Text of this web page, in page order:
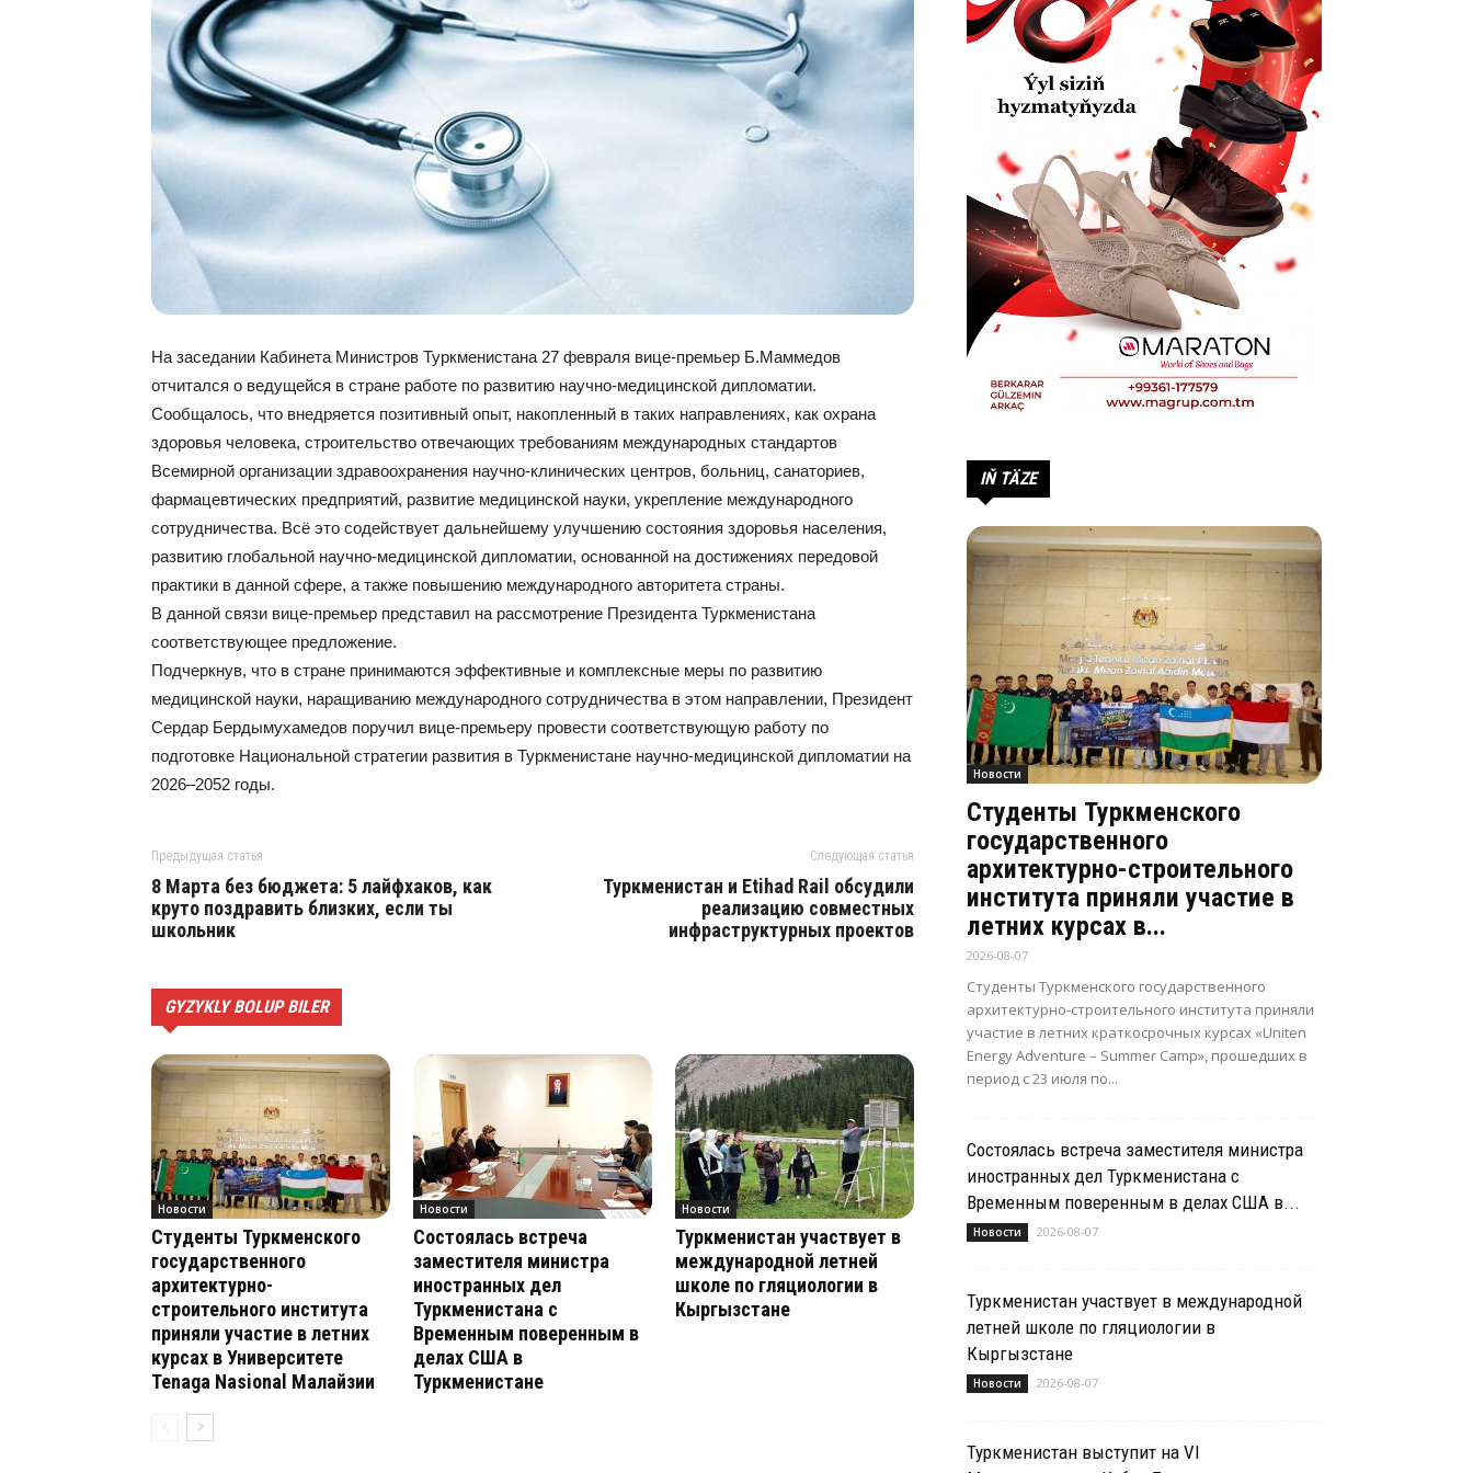
На заседании Кабинета Министров Туркменистана 27 февраля вице-премьер Б.Маммедов
отчитался о ведущейся в стране работе по развитию научно-медицинской дипломатии.
Сообщалось, что внедряется позитивный опыт, накопленный в таких направлениях, как охрана
здоровья человека, строительство отвечающих требованиям международных стандартов
Всемирной организации здравоохранения научно-клинических центров, больниц, санаториев,
фармацевтических предприятий, развитие медицинской науки, укрепление международного
сотрудничества. Всё это содействует дальнейшему улучшению состояния здоровья населения,
развитию глобальной научно-медицинской дипломатии, основанной на достижениях передовой
практики в данной сфере, а также повышению международного авторитета страны.
В данной связи вице-премьер представил на рассмотрение Президента Туркменистана
соответствующее предложение.
Подчеркнув, что в стране принимаются эффективные и комплексные меры по развитию
медицинской науки, наращиванию международного сотрудничества в этом направлении, Президент
Сердар Бердымухамедов поручил вице-премьеру провести соответствующую работу по
подготовке Национальной стратегии развития в Туркменистане научно-медицинской дипломатии на
2026–2052 годы.
Предыдущая статья
8 Марта без бюджета: 5 лайфхаков, как
круто поздравить близких, если ты
школьник
Следующая статья
Туркменистан и Etihad Rail обсудили
реализацию совместных
инфраструктурных проектов
GYZYKLY BOLUP BILER
Новости
Студенты Туркменского
государственного
архитектурно-
строительного института
приняли участие в летних
курсах в Университете
Tenaga Nasional Малайзии
Новости
Состоялась встреча
заместителя министра
иностранных дел
Туркменистана с
Временным поверенным в
делах США в
Туркменистане
Новости
Туркменистан участвует в
международной летней
школе по гляциологии в
Кыргызстане
IŇ TÄZE
Новости
Студенты Туркменского
государственного
архитектурно-строительного
института приняли участие в
летних курсах в...
2026-08-07
Студенты Туркменского государственного
архитектурно-строительного института приняли
участие в летних краткосрочных курсах «Uniten
Energy Adventure – Summer Camp», прошедших в
период с 23 июля по...
Состоялась встреча заместителя министра
иностранных дел Туркменистана с
Временным поверенным в делах США в...
Новости 2026-08-07
Туркменистан участвует в международной
летней школе по гляциологии в
Кыргызстане
Новости 2026-08-07
Туркменистан выступит на VI